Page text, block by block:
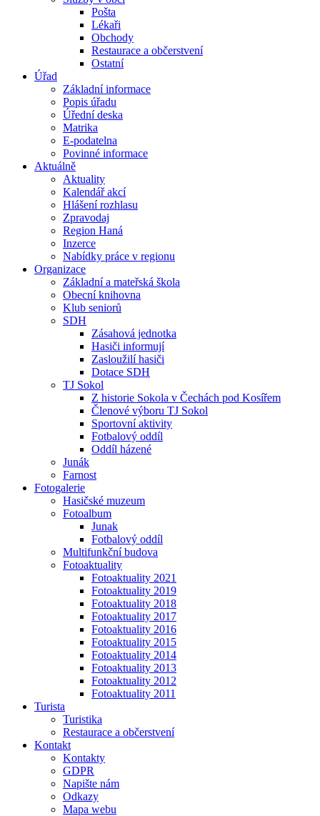
Pošta
Lékaři
Obchody
Restaurace a občerstvení
Ostatní
Úřad
Základní informace
Popis úřadu
Úřední deska
Matrika
E-podatelna
Povinné informace
Aktuálně
Aktuality
Kalendář akcí
Hlášení rozhlasu
Zpravodaj
Region Haná
Inzerce
Nabídky práce v regionu
Organizace
Základní a mateřská škola
Obecní knihovna
Klub seniorů
SDH
Zásahová jednotka
Hasiči informují
Zasloužilí hasiči
Dotace SDH
TJ Sokol
Z historie Sokola v Čechách pod Kosířem
Členové výboru TJ Sokol
Sportovní aktivity
Fotbalový oddíl
Oddíl házené
Junák
Farnost
Fotogalerie
Hasičské muzeum
Fotoalbum
Junak
Fotbalový oddíl
Multifunkční budova
Fotoaktuality
Fotoaktuality 2021
Fotoaktuality 2019
Fotoaktuality 2018
Fotoaktuality 2017
Fotoaktuality 2016
Fotoaktuality 2015
Fotoaktuality 2014
Fotoaktuality 2013
Fotoaktuality 2012
Fotoaktuality 2011
Turista
Turistika
Restaurace a občerstvení
Kontakt
Kontakty
GDPR
Napište nám
Odkazy
Mapa webu